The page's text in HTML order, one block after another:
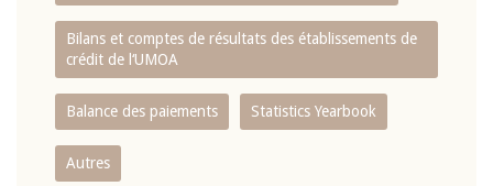
Bilans et comptes de résultats des établissements de
crédit de l‘UMOA
Balance des paiements Statistics Yearbook
Autres